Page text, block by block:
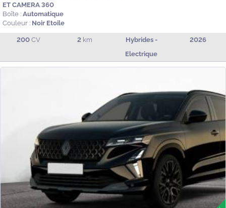
ET CAMERA 360
Boîte : Automatique
Couleur : Noir Etoile
200 CV 2 km
Hybrides -
Electrique
2026